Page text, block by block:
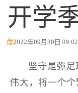
开学
2022年09月30日 09:02
坚守是弥
伟大，将一个